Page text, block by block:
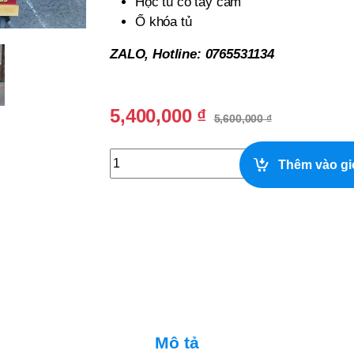
Ổ khóa tủ
ZALO, Hotline: 0765531134
5,400,000 ₫ 5,600,000₫
Xe Bán Xôi Gỗ Thông Trang Trí Decal
Thêm vào
Mô tả